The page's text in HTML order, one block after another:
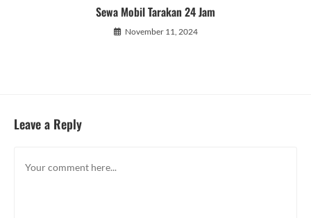
Sewa Mobil Tarakan 24 Jam
November 11, 2024
Leave a Reply